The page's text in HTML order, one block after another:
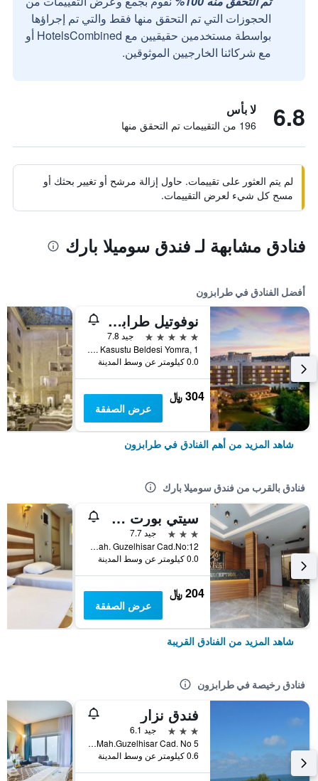
الحجوزات التي تم التحقق منها فقط والتي تم إجراؤها
بواسطة مستخدمين حقيقيين مع HotelsCombined أو
مع شركائنا الخارجيين الموثوقين.
6.8 لا بأس
196 من التقييمات تم التحقق منها
لم يتم العثور على تقييمات. حاول إزالة مرشح أو تغيير بحثك أو
مسح كل شيء لعرض التقييمات.
فنادق مشابهة لـ فندق سوميلا بارك
أفضل الفنادق في طرابزون
نوفوتيل طرابزون
5 نجوم
جيد 7.8
Cumhuriyet Mah. Kasustu Beldesi Yomra, 1, طرابزون, تركيا
0.0 كيلومتر عن وسط المدينة
304 ﷼
عرض الصفقة
شاهد المزيد من أهم الفنادق في طرابزون
فنادق بالقرب من فندق سوميلا بارك
سيتي بورت هوتل
3 نجوم
جيد 7.7
Iskenderpasa Mah. Guzelhisar Cad.No:12, طرابزون, تركيا
0.0 كيلومتر عن وسط المدينة
204 ﷼
عرض الصفقة
شاهد المزيد من الفنادق القريبة
فنادق رخيصة في طرابزون
فندق نزار
3 نجوم
جيد 6.1
Iskenderpasa Mah.Guzelhisar Cad. No 5, طرابزون, تركيا
0.6 كيلومتر عن وسط المدينة